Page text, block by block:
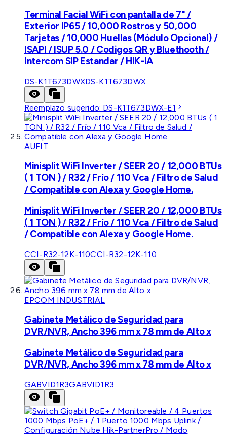
Terminal Facial WiFi con pantalla de 7" /
Exterior IP65 / 10,000 Rostros y 50,000
Tarjetas / 10,000 Huellas (Módulo Opcional) /
ISAPI / ISUP 5.0 / Codigos QR y Bluethooth /
Intercom SIP Estandar / HIK-IA
DS-K1T673DWXDS-K1T673DWX
Reemplazo sugerido: DS-K1T673DWX-E1
AUFIT
Minisplit WiFi Inverter / SEER 20 / 12,000 BTUs
( 1 TON ) / R32 / Frío / 110 Vca / Filtro de Salud
/ Compatible con Alexa y Google Home.
Minisplit WiFi Inverter / SEER 20 / 12,000 BTUs
( 1 TON ) / R32 / Frío / 110 Vca / Filtro de Salud
/ Compatible con Alexa y Google Home.
CCI-R32-12K-110CCI-R32-12K-110
EPCOM INDUSTRIAL
Gabinete Metálico de Seguridad para
DVR/NVR, Ancho 396 mm x 78 mm de Alto x
Gabinete Metálico de Seguridad para
DVR/NVR, Ancho 396 mm x 78 mm de Alto x
GABVID1R3GABVID1R3